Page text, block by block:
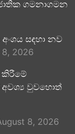
ජාතික ගමනාගමන
සඳහා නව
8, 2026
කිරීමේ
වුවහොත්
8, 2026